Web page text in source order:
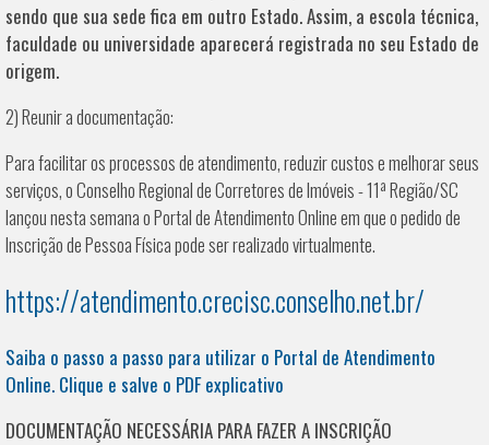
sendo que sua sede fica em outro Estado. Assim, a escola técnica,
faculdade ou universidade aparecerá registrada no seu Estado de
origem.
2) Reunir a documentação:
Para facilitar os processos de atendimento, reduzir custos e melhorar seus
serviços, o Conselho Regional de Corretores de Imóveis - 11ª Região/SC
lançou nesta semana o Portal de Atendimento Online em que o pedido de
Inscrição de Pessoa Física pode ser realizado virtualmente.
https://atendimento.crecisc.conselho.net.br/
Saiba o passo a passo para utilizar o Portal de Atendimento
Online. Clique e salve o PDF explicativo
DOCUMENTAÇÃO NECESSÁRIA PARA FAZER A INSCRIÇÃO